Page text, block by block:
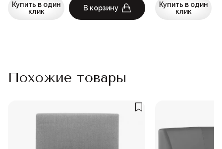
Купить в один
клик
В корзину
Купить в один
клик
Похожие товары